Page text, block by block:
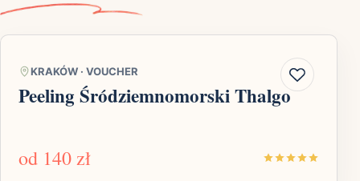
KRAKÓW · VOUCHER
Peeling Śródziemnomorski Thalgo
od 140 zł